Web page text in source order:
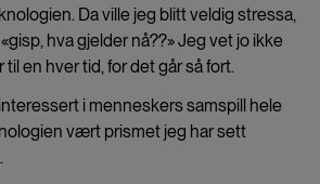
Da ville jeg blitt veldig stressa,
hva gjelder nå??» Jeg vet jo ikke
en hver tid, for det går så fort.
i menneskers samspill hele
vært prismet jeg har sett